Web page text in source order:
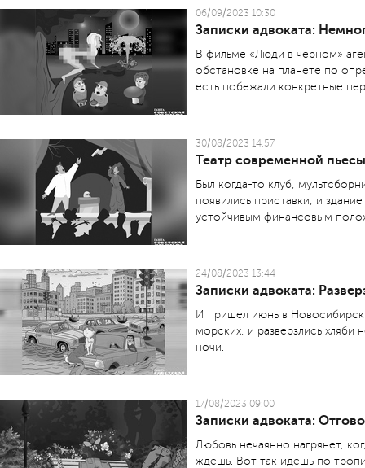
06/09/2023 10:30
Записки адвоката:
В фильме «Люди в черном»
обстановке на планете по
есть побежали конкретные
30/08/2023 14:57
Театр современной пьесы
Был когда-то клуб,
появились приставки, и
устойчивым финансовым
24/08/2023 13:44
Записки адвоката:
И пришел июнь в
морских, и разверзлись
ночи.
17/08/2023 09:00
Записки адвоката:
Любовь нечаянно нагрянет,
ждешь. Вот так идешь по